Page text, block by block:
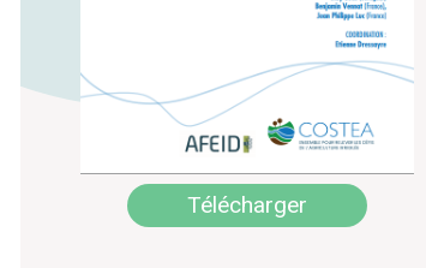
Télécharger